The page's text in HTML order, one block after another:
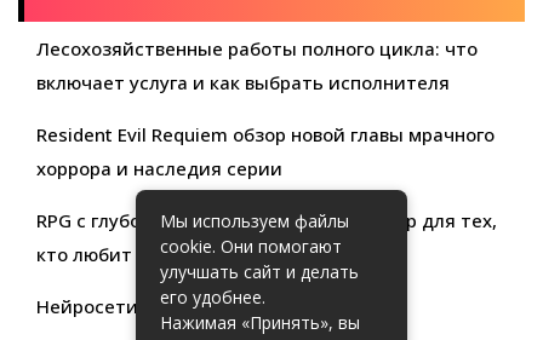
Лесохозяйственные работы полного цикла: что
включает услуга и как выбрать исполнителя
Resident Evil Requiem обзор новой главы мрачного
хоррора и наследия серии
RPG с глубокой кастомизацией обзор игр для тех,
кто любит свободу выбора
Нейросети для продуктивности
Мы используем файлы
cookie. Они помогают
улучшать сайт и делать
его удобнее.
Нажимая «Принять», вы